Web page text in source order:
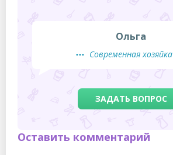
Ольга
Современная хозяйка
ЗАДАТЬ ВОПРОС
Оставить комментарий